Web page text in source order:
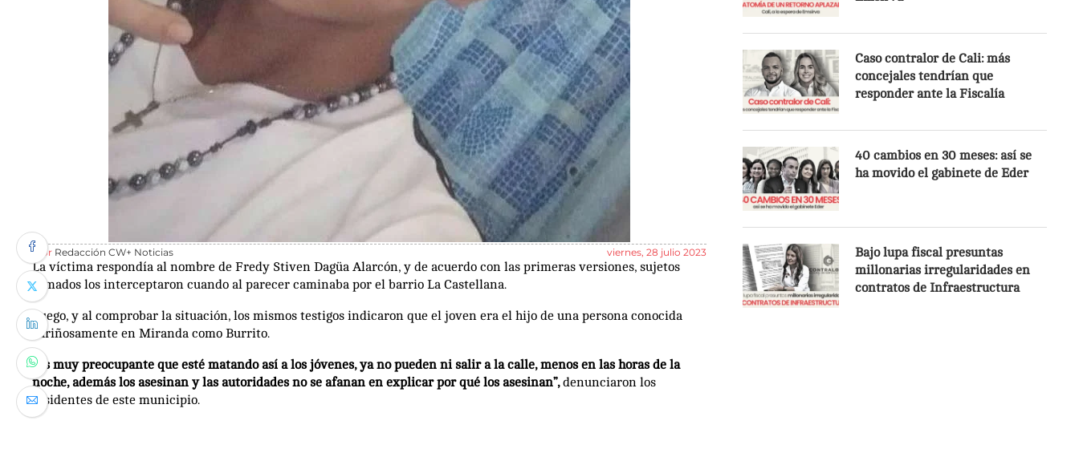
Por Redacción CW+ Noticias viernes, 28 julio 2023
La víctima respondía al nombre de Fredy Stiven Dagüa Alarcón, y de acuerdo con las primeras versiones, sujetos
armados los interceptaron cuando al parecer caminaba por el barrio La Castellana.
Luego, y al comprobar la situación, los mismos testigos indicaron que el joven era el hijo de una persona conocida
cariñosamente en Miranda como Burrito.
“Es muy preocupante que esté matando así a los jóvenes, ya no pueden ni salir a la calle, menos en las horas de la
noche, además los asesinan y las autoridades no se afanan en explicar por qué los asesinan”,denunciaron los
residentes de este municipio.
Caso contralor de Cali: más
concejales tendrían que
responder ante la Fiscalía
40 cambios en 30 meses: así se
ha movido el gabinete de Eder
Bajo lupa fiscal presuntas
millonarias irregularidades en
contratos de Infraestructura